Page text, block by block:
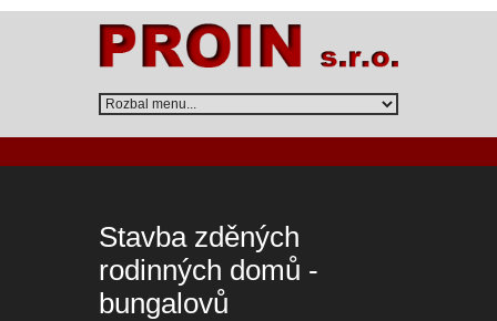
Stavba zděných
rodinných domů -
bungalovů